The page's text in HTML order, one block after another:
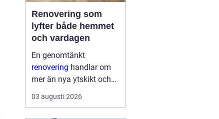
Renovering som
lyfter både hemmet
och vardagen
En genomtänkt
renovering handlar om
mer än nya ytskikt och
trendiga färger. När
arbetet planeras väl kan
03 augusti 2026